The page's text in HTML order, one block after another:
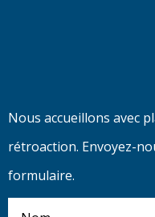
Nous accueillons avec
rétroaction. Envoyez-
formulaire.